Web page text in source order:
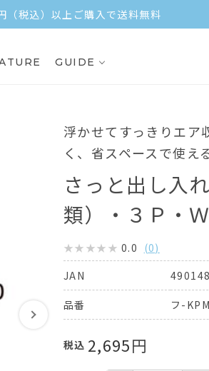
（税込）以上ご購入で送料無料
GUIDE
浮かせてすっきりエア
く、省スペースで使え
さっと出し入
類）・３Ｐ・Ｗ
0.0 (0)
JAN
品番 フ-
税込 2,695円